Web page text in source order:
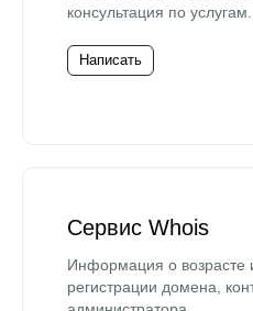
консультация по услугам.
Написать
Сервис Whois
Информация о возрасте
регистрации домена,